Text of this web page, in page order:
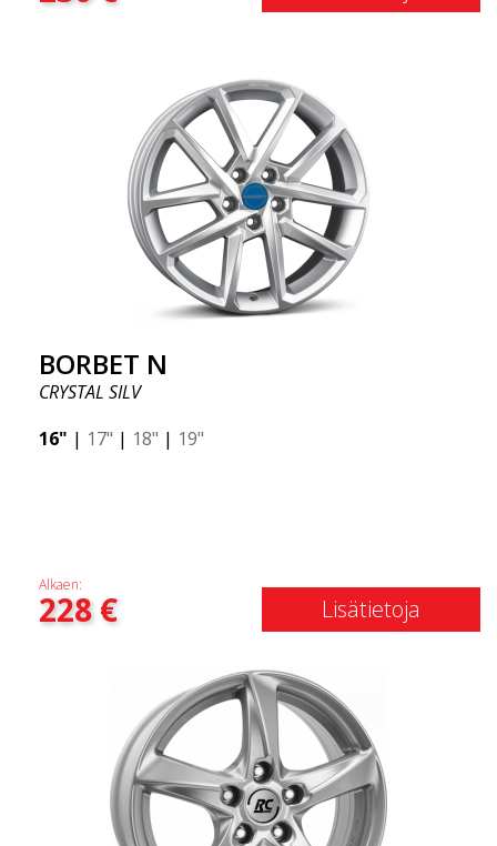
BORBET N
CRYSTAL SILV
16" | 17" | 18" | 19"
Alkaen:
228€ Lisätietoja